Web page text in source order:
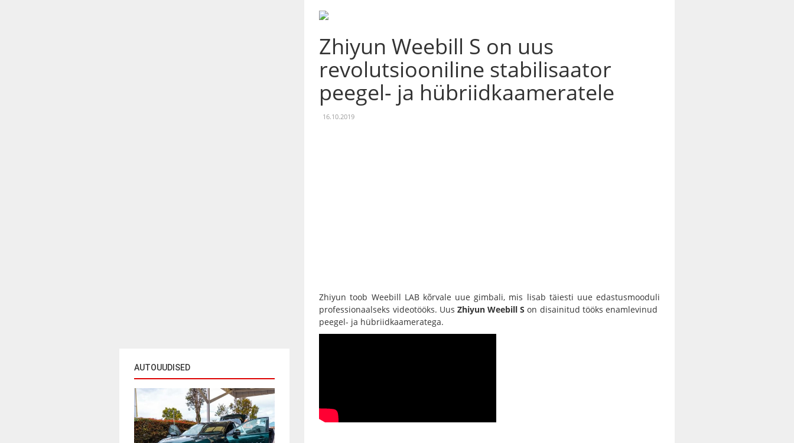
AUTOUUDISED
Zhiyun Weebill S on uus
revolutsiooniline stabilisaator
peegel- ja hübriidkaameratele
16.10.2019
Zhiyun toob Weebill LABkõrvale uue gimbali, mis lisab täiesti uue edastusmooduli
professionaalseks videotööks. Uus Zhiyun Weebill S on disainitud tööks enamlevinud
peegel- ja hübriidkaameratega.